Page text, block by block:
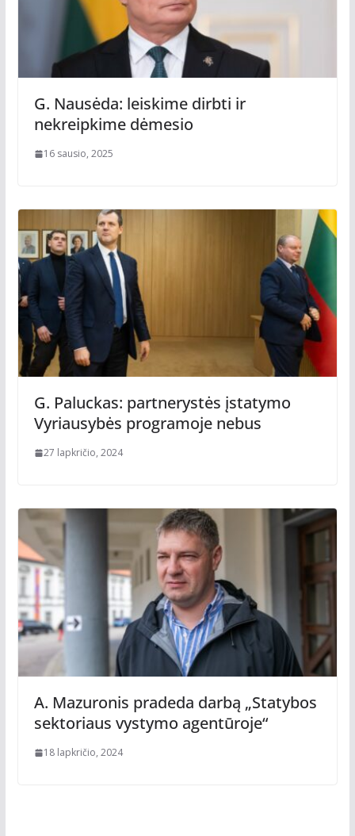
G. Nausėda: leiskime dirbti ir
nekreipkime dėmesio
16 sausio, 2025
G. Paluckas: partnerystės įstatymo
Vyriausybės programoje nebus
27 lapkričio, 2024
A. Mazuronis pradeda darbą „Statybos
sektoriaus vystymo agentūroje“
18 lapkričio, 2024